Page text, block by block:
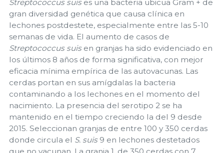
Streptococcus suises una bacteria ubicua Gram + de
gran diversidad genética que causa clínica en
lechones postdestete, especialmente entre las 5-10
semanas de vida. El aumento de casos de
Streptococcus suisen granjas ha sido evidenciado en
los últimos 8 años de forma significativa, con mejor
eficacia mínima empírica de las autovacunas. Las
cerdas portan en sus amígdalas la bacteria
contaminando a los lechones en el momento del
nacimiento. La presencia del serotipo 2 se ha
mantenido en el tiempo creciendo la del 9 desde
2015. Seleccionan granjas de entre 100 y 350 cerdas
donde circula el S. suis9 en lechones destetados
que no vacunan. La granja 1, de 350 cerdas con 7